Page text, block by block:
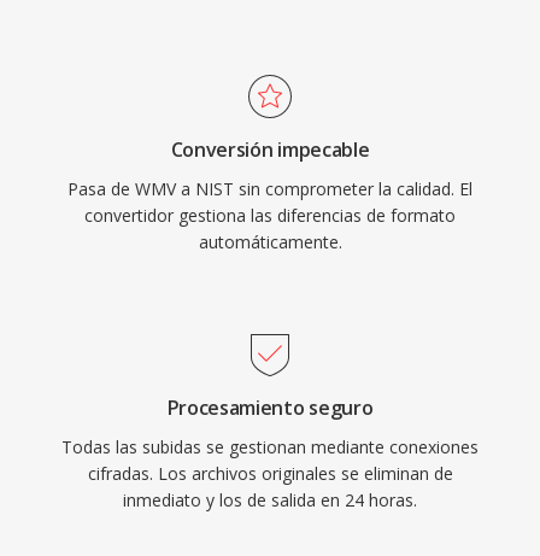
Conversión impecable
Pasa de WMV a NIST sin comprometer la calidad. El
convertidor gestiona las diferencias de formato
automáticamente.
Procesamiento seguro
Todas las subidas se gestionan mediante conexiones
cifradas. Los archivos originales se eliminan de
inmediato y los de salida en 24 horas.